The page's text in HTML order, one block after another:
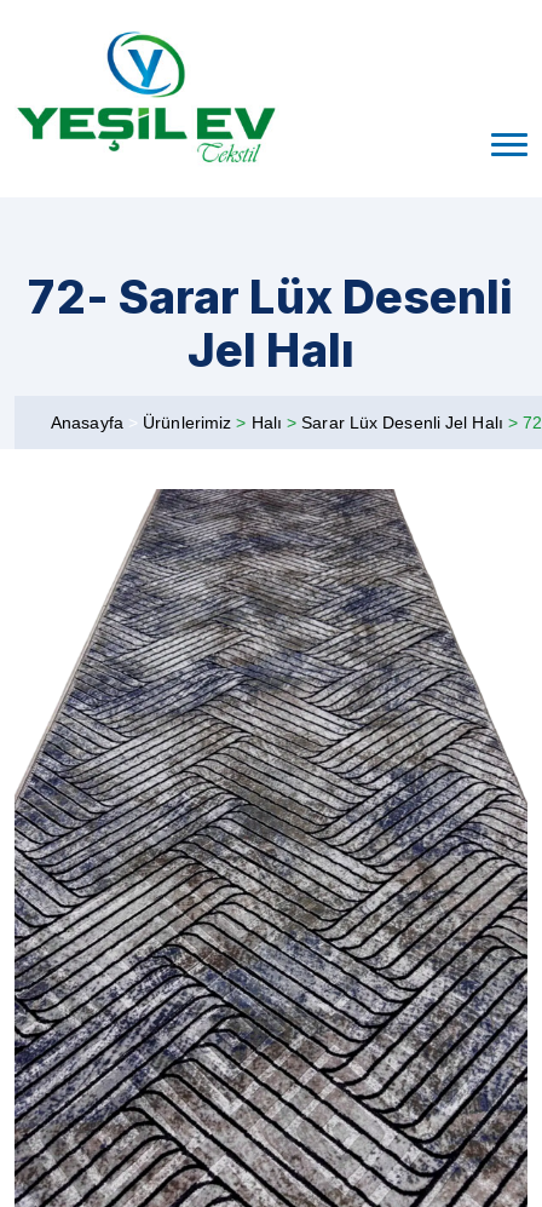
72- Sarar Lüx Desenli
Jel Halı
Anasayfa > Ürünlerimiz> Halı>Sarar Lüx Desenli Jel Halı >